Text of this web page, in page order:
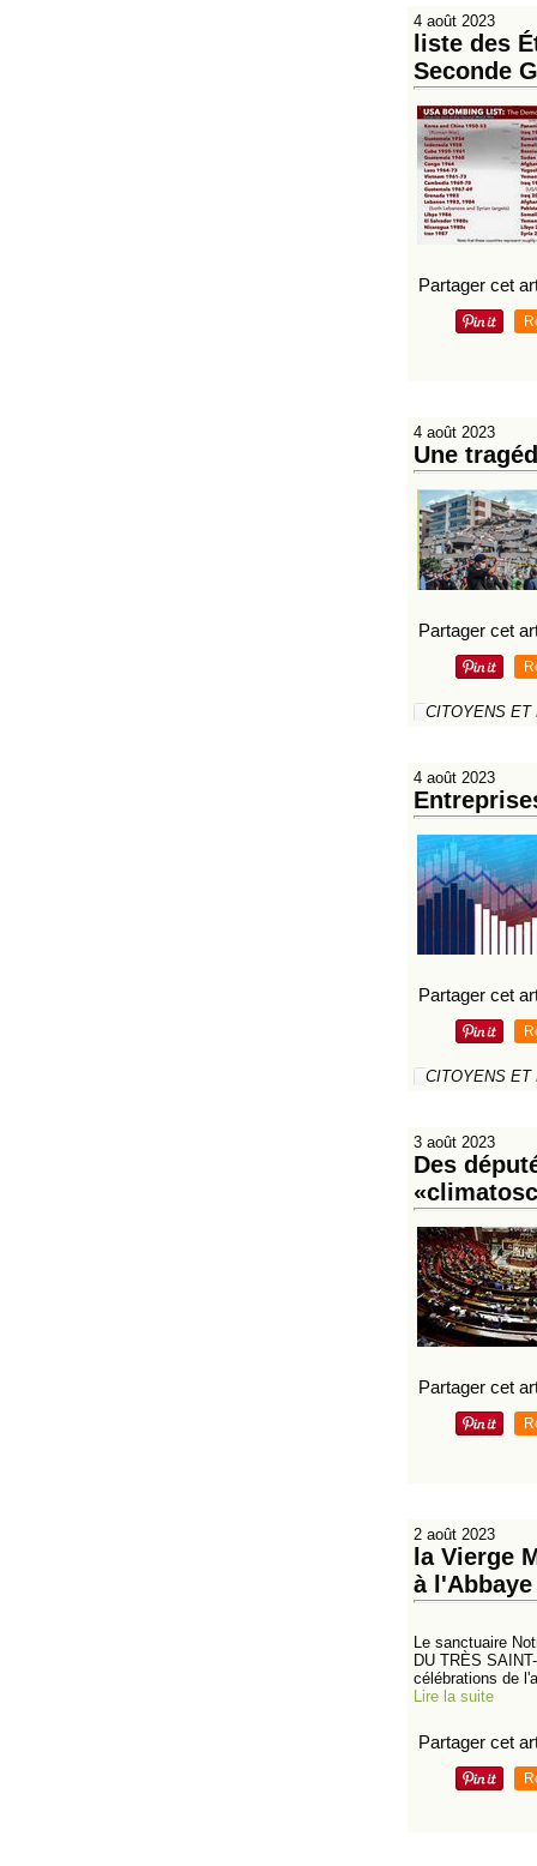
4 août 2023
liste des
Seconde
Partager cet
4 août 2023
Une
Partager cet
CITOYENS ET
4 août 2023
Partager cet
CITOYENS ET
3 août 2023
Des
Partager cet
2 août 2023
la Vierge
à l'Abbaye
Le sanctuaire
DU TRÈS
célébrations de
Lire la suite
Partager cet